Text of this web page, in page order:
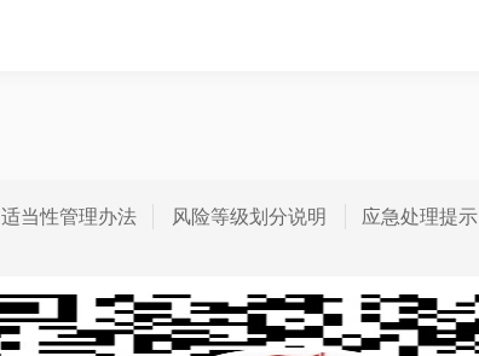
适当性管理办法 风险等级划分说明 应急处理提示